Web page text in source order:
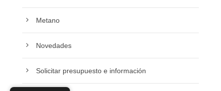
Metano
Novedades
Solicitar presupuesto e información